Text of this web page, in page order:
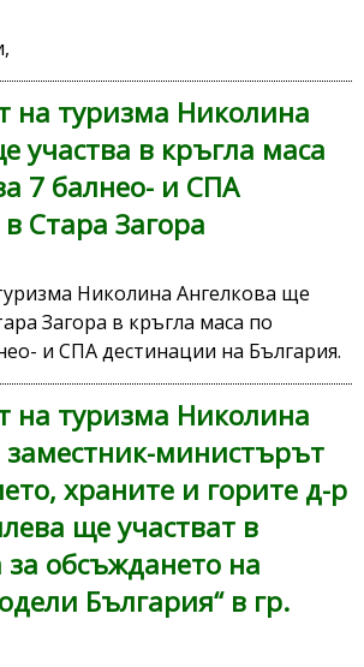
на туризма Николина
участва в кръгла маса
7 балнео- и СПА
Стара Загора
Николина Ангелкова ще
Загора в кръгла маса по
и СПА дестинации на България.
на туризма Николина
заместник-министърът
храните и горите д-р
ще участват в
за обсъждането на
България“ в гр.